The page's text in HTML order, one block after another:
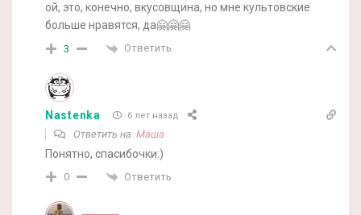
ой, это, конечно, вкусовщина, но мне культовские
больше нравятся, да🤗🤗🤗
3 Ответить
Nastenka 6 лет назад
Ответить на Маша
Понятно, спасибочки:)
0 Ответить